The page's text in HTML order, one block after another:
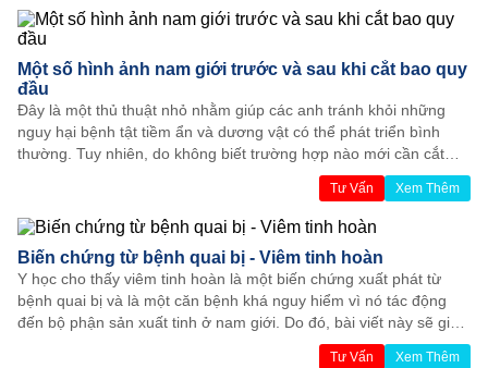
giới quan tâm.
Một số hình ảnh nam giới trước và sau khi cắt bao quy
đầu
Đây là một thủ thuật nhỏ nhằm giúp các anh tránh khỏi những
nguy hại bệnh tật tiềm ẩn và dương vật có thể phát triển bình
thường. Tuy nhiên, do không biết trường hợp nào mới cần cắt
bao quy đầu hoặc dương vật trông như thế nào sau đó đã khiến
nhiều nam giới hoang mang, lo lắng. Do đó, các bác sĩ chuyên
khoa Đa khoa Âu Mỹ Việt sẽ chia sẻ với mọi người một số thông
tin bổ ích và hình ảnh trước và sau khi cắt bao quy đầu.
Tư Vấn Xem Thêm
Biến chứng từ bệnh quai bị - Viêm tinh hoàn
Y học cho thấy viêm tinh hoàn là một biến chứng xuất phát từ
bệnh quai bị và là một căn bệnh khá nguy hiểm vì nó tác động
đến bộ phận sản xuất tinh ở nam giới. Do đó, bài viết này sẽ giúp
mọi người hiểu thêm về biến chứng từ bệnh quai bị - viêm tinh
Tư Vấn Xem Thêm